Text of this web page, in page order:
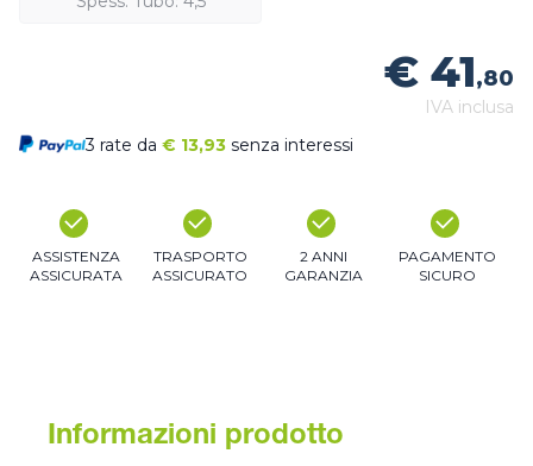
€ 41,80
IVA inclusa
3 rate da € 13,93 senza interessi
ASSISTENZA
ASSICURATA
TRASPORTO
ASSICURATO
2 ANNI
GARANZIA
PAGAMENTO
SICURO
Informazioni prodotto